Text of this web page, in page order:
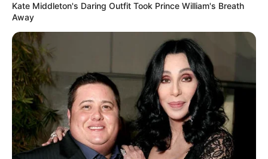
Kate Middleton's Daring Outfit Took Prince William's Breath
Away